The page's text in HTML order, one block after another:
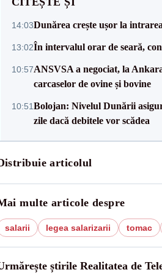
14:03Dunărea crește ușor la
13:02În intervalul orar de seară,
10:57ANSVSA a negociat, la
carcaselor de ovine și bovine
10:51Bolojan: Nivelul Dunării
zile dacă debitele vor scădea
articolul
multe articole despre
salarii legea salarizarii tomac
știrile Realitatea de